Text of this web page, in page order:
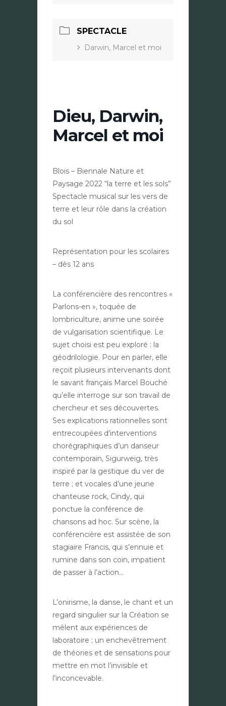
SPECTACLE
Darwin, Marcel et moi
Dieu, Darwin,
Marcel et moi
Blois – Biennale Nature et
Paysage 2022 “la terre et les sols”
Spectacle musical sur les vers de
terre et leur rôle dans la création
du sol
Représentation pour les scolaires
– dès 12 ans
La conférencière des rencontres «
Parlons-en », toquée de
lombriculture, anime une soirée
de vulgarisation scientifique. Le
sujet choisi est peu exploré : la
géodrilologie. Pour en parler, elle
reçoit plusieurs intervenants dont
le savant français Marcel Bouché
qu’elle interroge sur son travail de
chercheur et ses découvertes.
Ses explications rationnelles sont
entrecoupées d’interventions
chorégraphiques d’un danseur
contemporain, Sigurweig, très
inspiré par la gestique du ver de
terre ; et vocales d’une jeune
chanteuse rock, Cindy, qui
ponctue la conférence de
chansons ad hoc. Sur scène, la
conférencière est assistée de son
stagiaire Francis, qui s’ennuie et
rumine dans son coin, impatient
de passer à l’action…
L’onirisme, la danse, le chant et un
regard singulier sur la Création se
mêlent aux expériences de
laboratoire ; un enchevêtrement
de théories et de sensations pour
mettre en mot l’invisible et
l’inconcevable.